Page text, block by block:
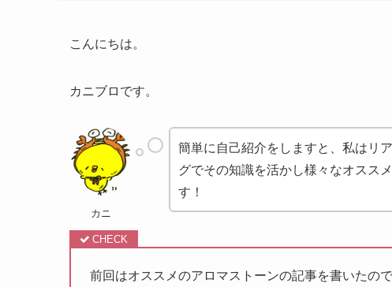
こんにちは。
カニブロです。
カニ
簡単に自己紹介をしますと、私はリ
グでその知識を活かし様々なオスス
す！
前回はオススメのアロマストーンの記事を書いたの